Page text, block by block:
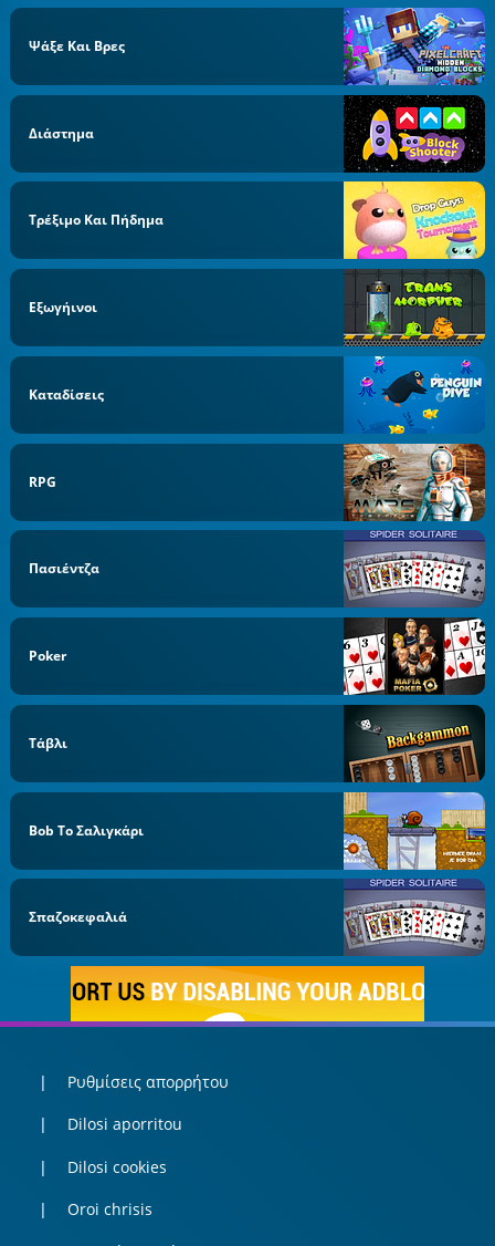
Ψάξε Και Βρες
Διάστημα
Τρέξιμο Και Πήδημα
Εξωγήινοι
Καταδίσεις
RPG
Πασιέντζα
Poker
Τάβλι
Bob Το Σαλιγκάρι
Σπαζοκεφαλιά
Ρυθμίσεις απορρήτου
Dilosi aporritou
Dilosi cookies
Oroi chrisis